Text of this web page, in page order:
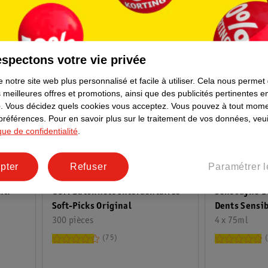
GUM Bâtonnets Interdentaires
Soft-Picks Original
300 pièces
21.
75
Sensodyne
Dents
4 x 75ml
27.
votre vie privée
notre site web plus personnalisé et facile à utiliser. Cela nous permet
meilleures offres et promotions, ainsi que des publicités pertinentes
Vous décidez quels cookies vous acceptez. Vous pouvez à tout
Pour en savoir plus sur le traitement de vos données,
de confidentialité
Paramétrer
Refuser